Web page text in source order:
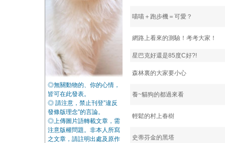
◎無關動物的、你的心情，
皆可在此發表。
◎ 請注意，禁止刊登”違反
發條版理念”的言論。
◎上傳圖片語轉載文章，需
注意版權問題。非本人所寫
之文章，請註明出處及原作
喵喵＋跑步機＝可愛？
網路上看來的測驗！考考大家！
星巴克好還是85度C好?!
森林裏的大家要小心
養~貓狗的都過來看
輕鬆的村上春樹
史蒂芬金的黑塔